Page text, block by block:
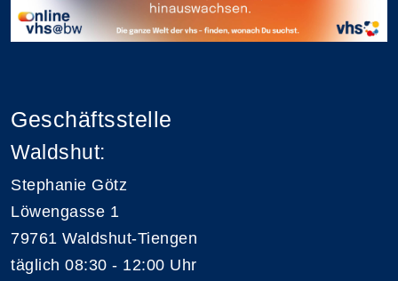
Geschäftsstelle
Waldshut:
Stephanie Götz
Löwengasse 1
79761 Waldshut-Tiengen
täglich 08:30 - 12:00 Uhr